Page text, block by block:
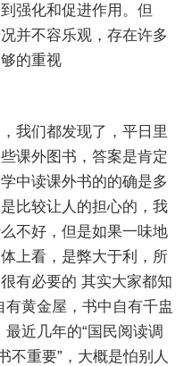
强化和促进作用。但
并不容乐观，存在许多
的重视
我们都发现了，平日里
课外图书，答案是肯定
中读课外书的的确是多
比较让人的担心的，我
不好，但是如果一味地
上看，是弊大于利，所
有必要的 其实大家都知
黄金屋，书中自有千盅
近几年的“国民阅读调
不重要”，大概是怕别人